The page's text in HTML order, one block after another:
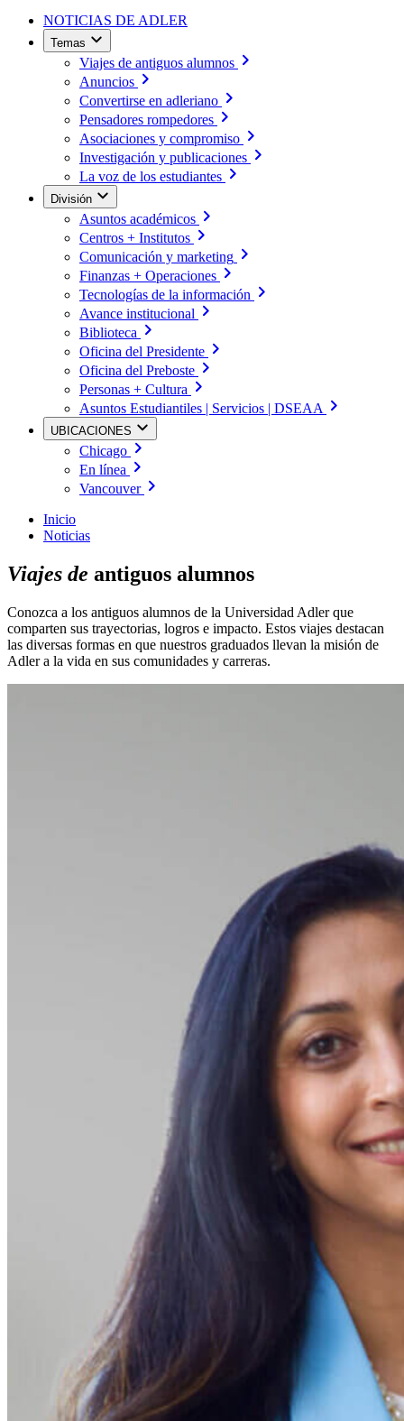
NOTICIAS DE ADLER
Temas
Viajes de antiguos alumnos
Anuncios
Convertirse en adleriano
Pensadores rompedores
Asociaciones y compromiso
Investigación y publicaciones
La voz de los estudiantes
División
Asuntos académicos
Centros + Institutos
Comunicación y marketing
Finanzas + Operaciones
Tecnologías de la información
Avance institucional
Biblioteca
Oficina del Presidente
Oficina del Preboste
Personas + Cultura
Asuntos Estudiantiles | Servicios | DSEAA
UBICACIONES
Chicago
En línea
Vancouver
Inicio
Noticias
Viajes de antiguos alumnos
Conozca a los antiguos alumnos de la Universidad Adler que
comparten sus trayectorias, logros e impacto. Estos viajes destacan
las diversas formas en que nuestros graduados llevan la misión de
Adler a la vida en sus comunidades y carreras.